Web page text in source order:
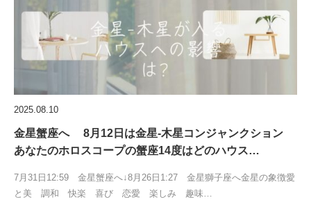
2025.08.10
金星蟹座へ 8月12日は金星-木星コンジャンクション
あなたのホロスコープの蟹座14度はどのハウス…
7月31日12:59 金星蟹座へ↓8月26日1:27 金星獅子座へ金星の象徴愛
と美 調和 快楽 喜び 恋愛 楽しみ 趣味…